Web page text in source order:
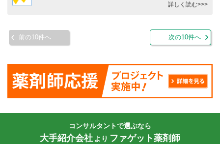
詳しく読む>>>
前の10件へ 次の10件へ
コンサルタントで選ぶなら
大手紹介会社 より ファゲット薬剤師